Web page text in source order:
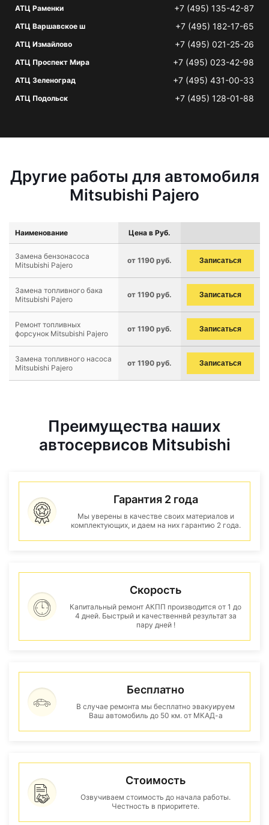
АТЦ Раменки +7 (495) 135-42-87
АТЦ Варшавское ш +7 (495) 182-17-65
АТЦ Измайлово +7 (495) 021-25-26
АТЦ Проспект Мира +7 (495) 023-42-98
АТЦ Зеленоград +7 (495) 431-00-33
АТЦ Подольск +7 (495) 128-01-88
Другие работы для автомобиля
Mitsubishi Pajero
Наименование Цена в Руб.
Замена бензонасоса
Mitsubishi Pajero
от 1190 руб. Записаться
Замена топливного бака
Mitsubishi Pajero
от 1190 руб. Записаться
Ремонт топливных
форсунок Mitsubishi Pajero
от 1190 руб. Записаться
Замена топливного насоса
Mitsubishi Pajero
от 1190 руб. Записаться
Преимущества наших
автосервисов Mitsubishi
Гарантия 2 года
Мы уверены в качестве своих материалов и
комплектующих, и даем на них гарантию 2 года.
Скорость
Капитальный ремонт АКПП производится от 1 до
4 дней. Быстрый и качественнвй результат за
пару дней !
Бесплатно
В случае ремонта мы бесплатно эвакуируем
Ваш автомобиль до 50 км. от МКАД-а
Стоимость
Озвучиваем стоимость до начала работы.
Честность в приоритете.